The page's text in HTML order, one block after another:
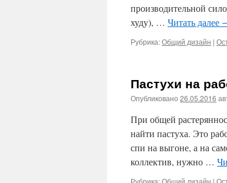
производительной
худу), … Читать далее
Рубрика:Общий дизайн |
Пастухи на
Опубликовано 26.05.2016
При общей
найти пастуха. Это
спи на выгоне, а на
коллектив, нужно …
Рубрика:Общий дизайн |